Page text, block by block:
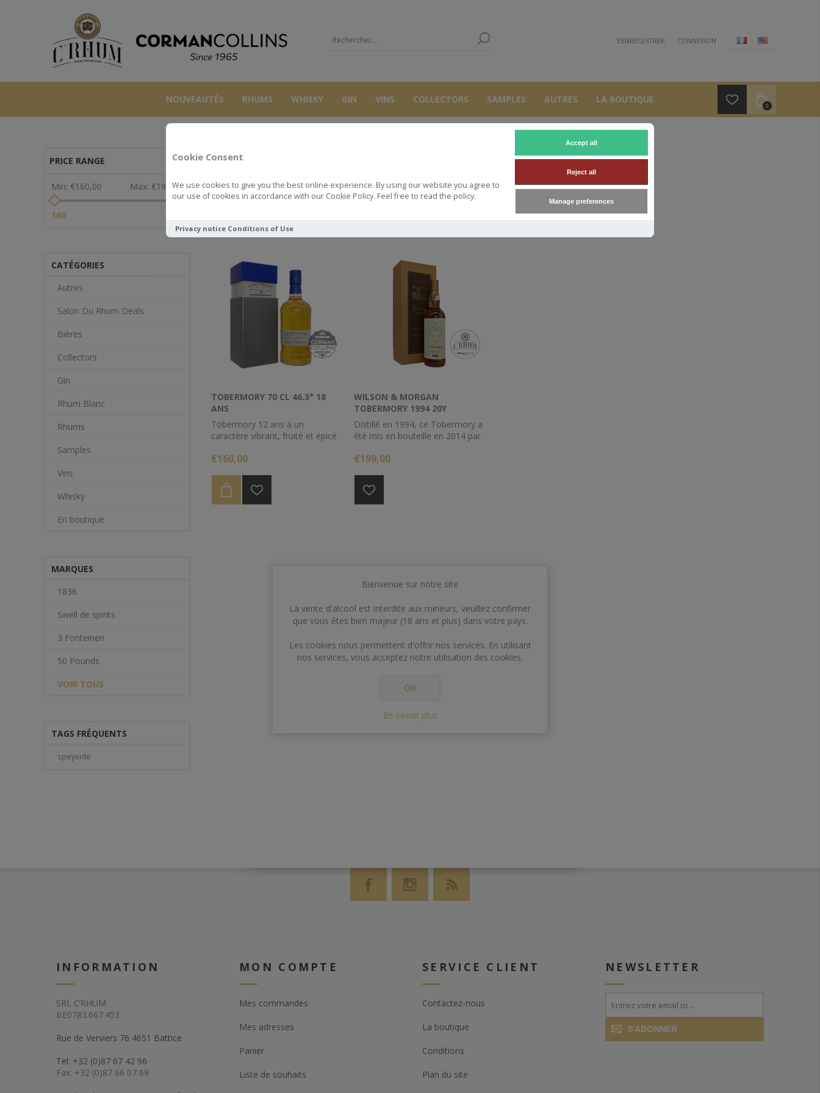
Cookie Consent
We use cookies to give you the best online experience. By using our website you agree to
our use of cookies in accordance with our Cookie Policy. Feel free to read the policy.
Accept all
Reject all
Manage preferences
Privacy notice Conditions of Use
S'ENREGISTRER CONNEXION
NOUVEAUTÉS RHUMS WHISKY GIN VINS COLLECTORS SAMPLES AUTRES LA BOUTIQUE
0
TOBERMORY
TOBERMORY 70 CL 46.3° 18
ANS
Tobermory 12 ans a un
caractère vibrant, fruité et épicé
Tobermory 12 ans occupe une
gamme de la distillerie inspirée
des couleurs de l'île de Mull.
€160,00
WILSON & MORGAN
TOBERMORY 1994 20Y
OLOROSO 70CL 50°
Distillé en 1994, ce Tobermory a
été mis en bouteille en 2014 par
d'alcool.
€199,00
PRICE RANGE
Min: €160,00 Max: €199,00
160
CATÉGORIES
Autres
Salon Du Rhum Deals
Bières
Collectors
Gin
Rhum Blanc
Rhums
Samples
Vins
Whisky
En boutique
MARQUES
1836
Swell de spirits
3 Fonteinen
50 Pounds
VOIR TOUS
TAGS FRÉQUENTS
speyside
INFORMATION
SRL C’RHUM
BE0783.667.453
Rue de Verviers 76 4651 Battice
Tel: +32 (0)87 67 42 96
Fax: +32 (0)87 66 07 69
MON COMPTE
Mes commandes
Mes adresses
Panier
Liste de souhaits
SERVICE CLIENT
Contactez-nous
La boutique
Conditions
Plan du site
NEWSLETTER
S'ABONNER
Bienvenue sur notre site
La vente d'alcool est interdite aux mineurs, veuillez confirmer
que vous êtes bien majeur (18 ans et plus) dans votre pays.
Les cookies nous permettent d'offrir nos services. En utilisant
nos services, vous acceptez notre utilisation des cookies.
OK
En savoir plus